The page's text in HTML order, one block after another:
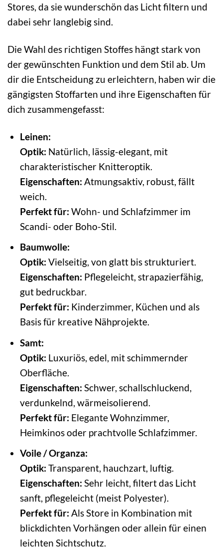
Stores, da sie wunderschön das Licht filtern und
dabei sehr langlebig sind.
Die Wahl des richtigen Stoffes hängt stark von
der gewünschten Funktion und dem Stil ab. Um
dir die Entscheidung zu erleichtern, haben wir die
gängigsten Stoffarten und ihre Eigenschaften für
dich zusammengefasst:
Leinen:
Optik: Natürlich, lässig-elegant, mit
charakteristischer Knitteroptik.
Eigenschaften: Atmungsaktiv, robust, fällt
weich.
Perfekt für: Wohn- und Schlafzimmer im
Scandi- oder Boho-Stil.
Baumwolle:
Optik: Vielseitig, von glatt bis strukturiert.
Eigenschaften: Pflegeleicht, strapazierfähig,
gut bedruckbar.
Perfekt für: Kinderzimmer, Küchen und als
Basis für kreative Nähprojekte.
Samt:
Optik: Luxuriös, edel, mit schimmernder
Oberfläche.
Eigenschaften: Schwer, schallschluckend,
verdunkelnd, wärmeisolierend.
Perfekt für: Elegante Wohnzimmer,
Heimkinos oder prachtvolle Schlafzimmer.
Voile / Organza:
Optik: Transparent, hauchzart, luftig.
Eigenschaften: Sehr leicht, filtert das Licht
sanft, pflegeleicht (meist Polyester).
Perfekt für: Als Store in Kombination mit
blickdichten Vorhängen oder allein für einen
leichten Sichtschutz.